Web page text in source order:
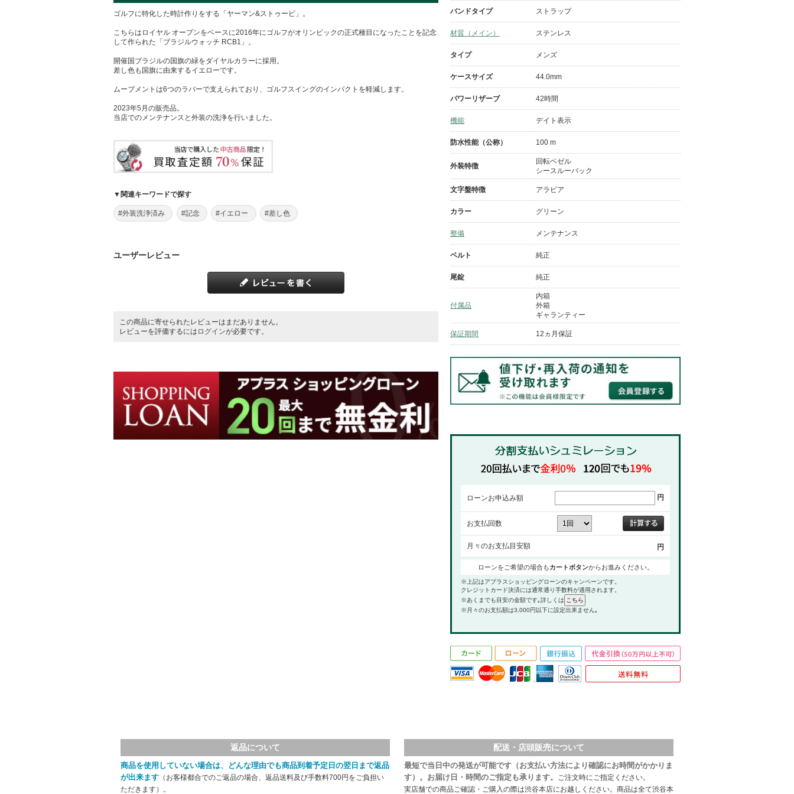
ゴルフに特化した時計作りをする「ヤーマン&ストゥービ」。
こちらはロイヤル オープンをベースに2016年にゴルフがオリンピックの正式種目になったことを記念
して作られた「ブラジルウォッチ RCB1」。
開催国ブラジルの国旗の緑をダイヤルカラーに採用。
差し色も国旗に由来するイエローです。
ムーブメントは6つのラバーで支えられており、ゴルフスイングのインパクトを軽減します。
2023年5月の販売品。
当店でのメンテナンスと外装の洗浄を行いました。
▼関連キーワードで探す
#外装洗浄済み #記念 #イエロー #差し色
ユーザーレビュー
この商品に寄せられたレビューはまだありません。
レビューを評価するには ログインが必要です。
バンドタイプ ストラップ
材質（メイン） ステンレス
タイプ メンズ
ケースサイズ 44.0mm
パワーリザーブ 42時間
機能 デイト表示
防水性能（公称） 100 m
外装特徴
回転ベゼル
シースルーバック
文字盤特徴 アラビア
カラー グリーン
整備 メンテナンス
ベルト 純正
尾錠 純正
付属品
内箱
外箱
ギャランティー
保証期間 12ヵ月保証
ローンお申込み額 円
お支払回数
月々のお支払目安額 円
ローンをご希望の場合もカートボタンからお進みください。
※上記はアプラスショッピングローンのキャンペーンです。
クレジットカード決済には通常通り手数料が適用されます。
※あくまでも目安の金額です｡詳しくは
※月々のお支払額は3,000円以下に設定出来ません｡
返品について
商品を使用していない場合は、どんな理由でも商品到着予定日の翌日まで返品
が出来ます （お客様都合でのご返品の場合、返品送料及び手数料700円をご負担い
ただきます）。
配送・店頭販売について
最短で当日中の発送が可能です（お支払い方法により確認にお時間がかかりま
す）。お届け日・時間のご指定も承ります。
ご注文時にご指定ください。
実店舗での商品ご確認・ご購入の際は渋谷本店にお越しください。商品は全て渋谷本